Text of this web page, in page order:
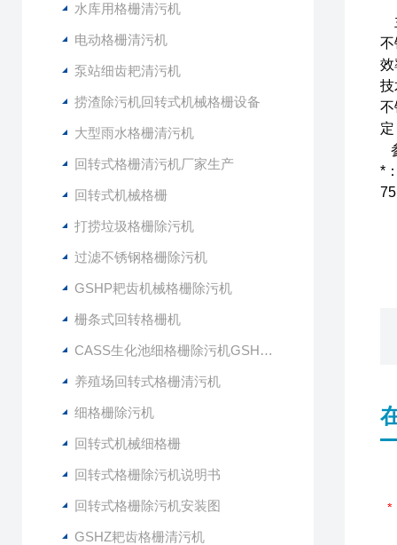
水库用格栅清污机
电动格栅清污机
泵站细齿耙清污机
捞渣除污机回转式机械格栅设备
大型雨水格栅清污机
回转式格栅清污机厂家生产
回转式机械格栅
打捞垃圾格栅除污机
过滤不锈钢格栅除污机
GSHP耙齿机械格栅除污机
栅条式回转格栅机
CASS生化池细格栅除污机GSHZ-1000
养殖场回转式格栅清污机
细格栅除污机
回转式机械细格栅
回转式格栅除污机说明书
回转式格栅除污机安装图
GSHZ耙齿格栅清污机
不
效
技
不
*